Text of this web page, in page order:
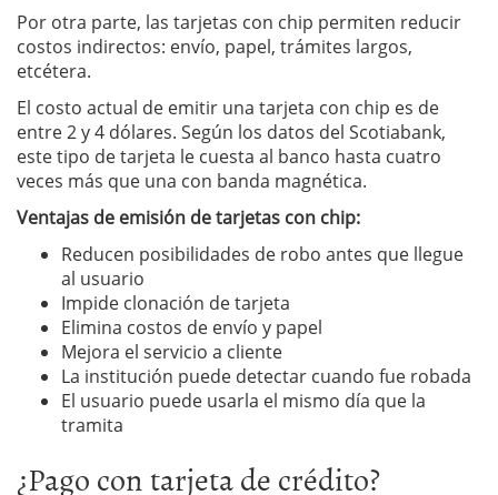
Por otra parte, las tarjetas con chip permiten reducir
costos indirectos: envío, papel, trámites largos,
etcétera.
El costo actual de emitir una tarjeta con chip es de
entre 2 y 4 dólares. Según los datos del Scotiabank,
este tipo de tarjeta le cuesta al banco hasta cuatro
veces más que una con banda magnética.
Ventajas de emisión de tarjetas con chip:
Reducen posibilidades de robo antes que llegue
al usuario
Impide clonación de tarjeta
Elimina costos de envío y papel
Mejora el servicio a cliente
La institución puede detectar cuando fue robada
El usuario puede usarla el mismo día que la
tramita
¿Pago con tarjeta de crédito?